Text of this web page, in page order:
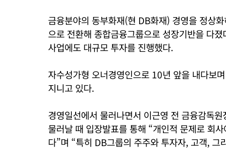
금융분야의 동부화재(현 DB화재) 경영을 정상
으로 전환해 종합금융그룹으로 성장기반을 다
사업에도 대규모 투자를 진행했다.
자수성가형 오너경영인으로 10년 앞을 내다보
지니고 있다.
경영일선에서 물러나면서 이근영 전 금융감독
물러날 때 입장발표를 통해 “개인적 문제로 회
다”며 “특히 DB그룹의 주주와 투자자, 고객,